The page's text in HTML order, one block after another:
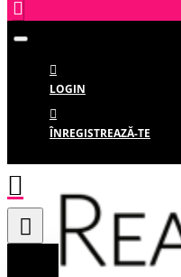
LOGIN
ÎNREGISTREAZĂ-TE
Căută după nume